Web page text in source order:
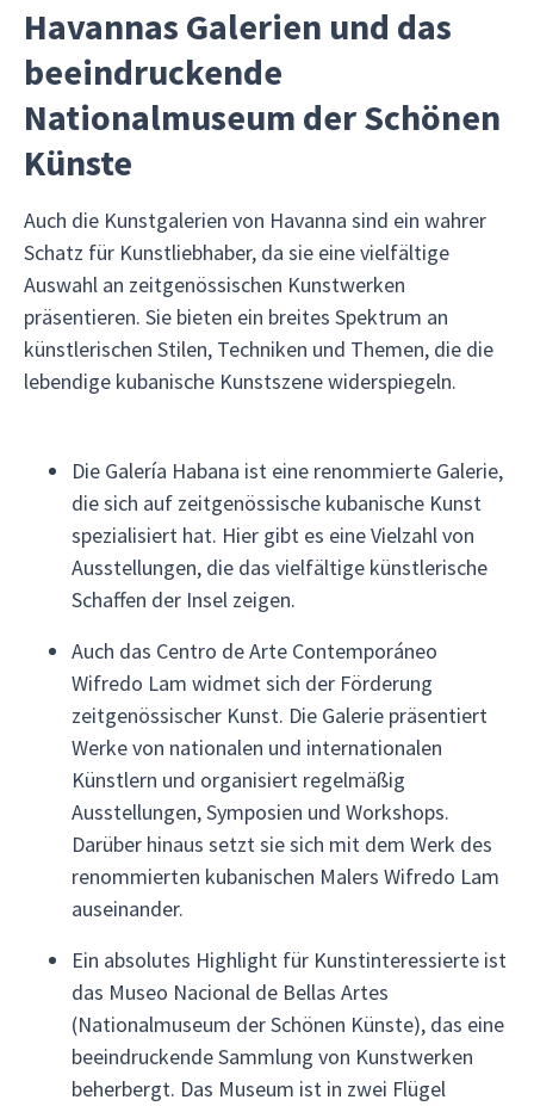
Havannas Galerien und das
beeindruckende
Nationalmuseum der Schönen
Künste
Auch die Kunstgalerien von Havanna sind ein wahrer
Schatz für Kunstliebhaber, da sie eine vielfältige
Auswahl an zeitgenössischen Kunstwerken
präsentieren. Sie bieten ein breites Spektrum an
künstlerischen Stilen, Techniken und Themen, die die
lebendige kubanische Kunstszene widerspiegeln.
Die Galería Habana ist eine renommierte Galerie,
die sich auf zeitgenössische kubanische Kunst
spezialisiert hat. Hier gibt es eine Vielzahl von
Ausstellungen, die das vielfältige künstlerische
Schaffen der Insel zeigen.
Auch das Centro de Arte Contemporáneo
Wifredo Lam widmet sich der Förderung
zeitgenössischer Kunst. Die Galerie präsentiert
Werke von nationalen und internationalen
Künstlern und organisiert regelmäßig
Ausstellungen, Symposien und Workshops.
Darüber hinaus setzt sie sich mit dem Werk des
renommierten kubanischen Malers Wifredo Lam
auseinander.
Ein absolutes Highlight für Kunstinteressierte ist
das Museo Nacional de Bellas Artes
(Nationalmuseum der Schönen Künste), das eine
beeindruckende Sammlung von Kunstwerken
beherbergt. Das Museum ist in zwei Flügel